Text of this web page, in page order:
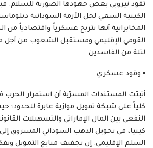
تقود نيروبي بعض جهودها الصورية للسلام.
الكينية السعي لحل الأزمة السودانية
المخابراتية أنها تتربح عسكرياً واقتصادياً من
القومي الإقليمي ومستقبل الشعوب من أجل
لثلة من الفاسدين.
​▪️ وقود عسكري
أثبتت المستندات المسرّبة أن استمرار
كلياً على شبكة تمويل موازية عابرة للحدود؛
النفعي بين المال الإماراتي والتسهيلات
كينيا، في تحويل الذهب السوداني المسروق
السلم الإقليمي. إن تجفيف منابع التمويل